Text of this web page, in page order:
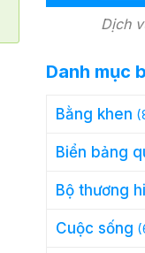
Dịch
Danh mục
Bằng khen
Biển bảng
Bộ thương
Cuộc sống